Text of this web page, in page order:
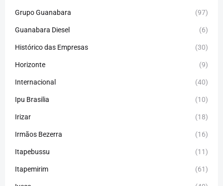
Grupo Guanabara (97)
Guanabara Diesel (6)
Histórico das Empresas (30)
Horizonte (9)
Internacional (40)
Ipu Brasilia (10)
Irizar (18)
Irmãos Bezerra (16)
Itapebussu (11)
Itapemirim (61)